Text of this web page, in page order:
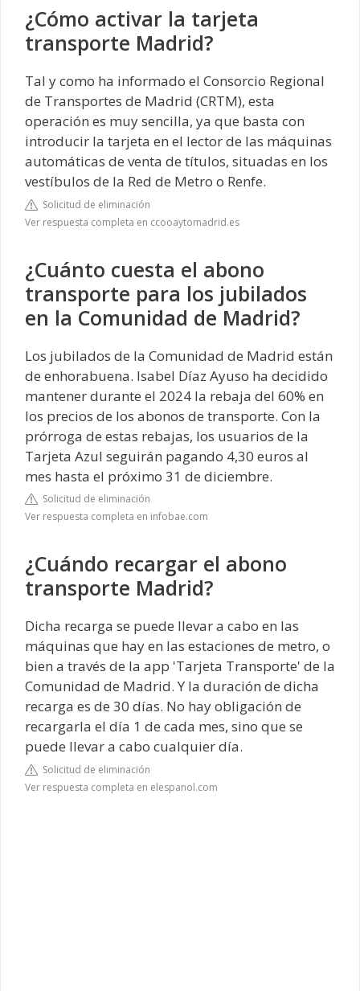
¿Cómo activar la tarjeta
transporte Madrid?
Tal y como ha informado el Consorcio Regional
de Transportes de Madrid (CRTM), esta
operación es muy sencilla, ya que basta con
introducir la tarjeta en el lector de las máquinas
automáticas de venta de títulos, situadas en los
vestíbulos de la Red de Metro o Renfe.
Solicitud de eliminación
Ver respuesta completa en ccooaytomadrid.es
¿Cuánto cuesta el abono
transporte para los jubilados
en la Comunidad de Madrid?
Los jubilados de la Comunidad de Madrid están
de enhorabuena. Isabel Díaz Ayuso ha decidido
mantener durante el 2024 la rebaja del 60% en
los precios de los abonos de transporte. Con la
prórroga de estas rebajas, los usuarios de la
Tarjeta Azul seguirán pagando 4,30 euros al
mes hasta el próximo 31 de diciembre.
Solicitud de eliminación
Ver respuesta completa en infobae.com
¿Cuándo recargar el abono
transporte Madrid?
Dicha recarga se puede llevar a cabo en las
máquinas que hay en las estaciones de metro, o
bien a través de la app 'Tarjeta Transporte' de la
Comunidad de Madrid. Y la duración de dicha
recarga es de 30 días. No hay obligación de
recargarla el día 1 de cada mes, sino que se
puede llevar a cabo cualquier día.
Solicitud de eliminación
Ver respuesta completa en elespanol.com